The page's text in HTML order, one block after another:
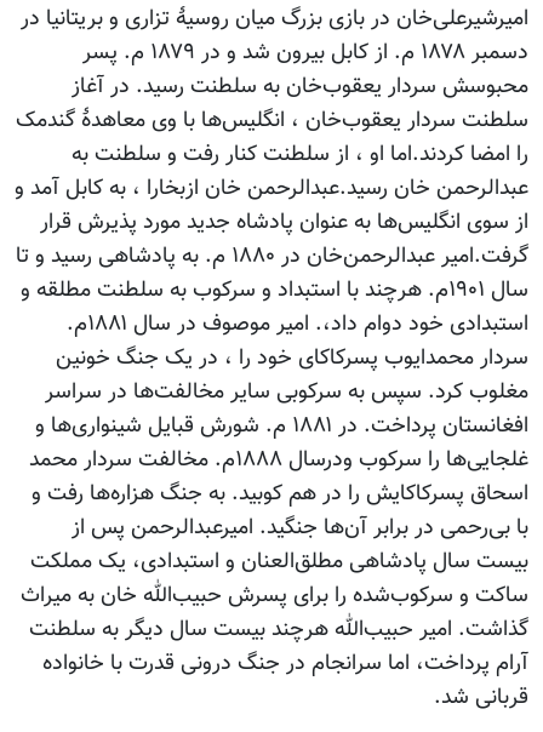
امیرشیرعلی‌خان در بازی بزرگ میان روسیۀ تزاری و بریتانیا در
دسمبر ۱۸۷۸ م. از کابل بیرون شد و در ۱۸۷۹ م. پسر
محبوسش سردار یعقوب‌خان به سلطنت رسید. در آغاز
سلطنت سردار یعقوب‌خان ، انگلیس‌ها با وی معاهدۀ گندمک
را امضا کردند.اما او ، از سلطنت کنار رفت و سلطنت به
عبدالرحمن خان رسید.عبدالرحمن خان ازبخارا ، به کابل آمد و
از سوی انگلیس‌ها به عنوان پادشاه جدید مورد پذیرش قرار
گرفت.امیر عبدالرحمن‌خان در ۱۸۸۰ م. به پادشاهی رسید و تا
سال ۱۹۰۱م. هرچند با استبداد و سرکوب به سلطنت مطلقه و
استبدادی خود دوام داد،. امیر موصوف در سال ۱۸۸۱م.
سردار محمدایوب پسرکاکای خود را ، در یک جنگ خونین
مغلوب کرد. سپس به سرکوبی سایر مخالفت‌ها در سراسر
افغانستان پرداخت. در ۱۸۸۱ م. شورش قبایل شینواری‌ها و
غلجایی‌ها را سرکوب ودرسال ۱۸۸۸م. مخالفت سردار محمد
اسحاق پسرکاکایش را در هم کوبید. به جنگ هزاره‌ها رفت و
با بی‌رحمی در برابر آن‌ها جنگید. امیرعبدالرحمن پس از
بیست سال پادشاهی مطلق‌العنان و استبدادی، یک مملکت
ساکت و سرکوب‌شده را برای پسرش حبیب‌الله خان به میراث
گذاشت. امیر حبیب‌الله هرچند بیست سال دیگر به سلطنت
آرام پرداخت، اما سرانجام در جنگ درونی قدرت با خانواده
قربانی شد.